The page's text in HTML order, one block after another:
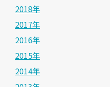
2018年
2017年
2016年
2015年
2014年